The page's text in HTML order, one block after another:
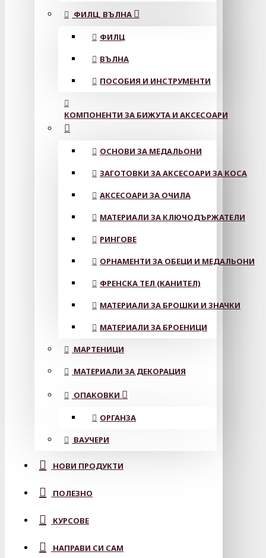
ФИЛЦ, ВЪЛНА
ФИЛЦ
ВЪЛНА
ПОСОБИЯ И ИНСТРУМЕНТИ
КОМПОНЕНТИ ЗА БИЖУТА И АКСЕСОАРИ
ОСНОВИ ЗА МЕДАЛЬОНИ
ЗАГОТОВКИ ЗА АКСЕСОАРИ ЗА КОСА
АКСЕСОАРИ ЗА ОЧИЛА
МАТЕРИАЛИ ЗА КЛЮЧОДЪРЖАТЕЛИ
РИНГОВЕ
ОРНАМЕНТИ ЗА ОБЕЦИ И МЕДАЛЬОНИ
ФРЕНСКА ТЕЛ (КАНИТЕЛ)
МАТЕРИАЛИ ЗА БРОШКИ И ЗНАЧКИ
МАТЕРИАЛИ ЗА БРОЕНИЦИ
МАРТЕНИЦИ
МАТЕРИАЛИ ЗА ДЕКОРАЦИЯ
ОПАКОВКИ
ОРГАНЗА
ВАУЧЕРИ
НОВИ ПРОДУКТИ
ПОЛЕЗНО
КУРСОВЕ
НАПРАВИ СИ САМ